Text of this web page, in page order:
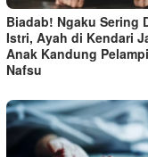
Biadab! Ngaku Sering
Istri, Ayah di Kendari
Anak Kandung
Nafsu